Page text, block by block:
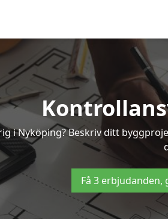
i Nyköping? Beskriv ditt
Få 3